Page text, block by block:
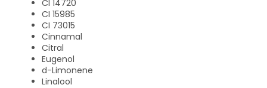
CI 14720
CI 15985
CI 73015
Cinnamal
Citral
Eugenol
d-Limonene
Linalool